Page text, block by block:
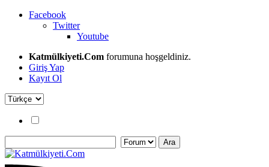
Facebook
Twitter
Youtube
Katmülkiyeti.Com forumuna hoşgeldiniz.
Giriş Yap
Kayıt Ol